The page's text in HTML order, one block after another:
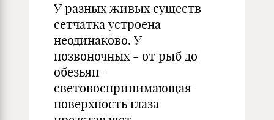
У разных живых существ
сетчатка устроена
неодинаково. У
позвоночных - от рыб до
обезьян -
световоспринимающая
поверхность глаза